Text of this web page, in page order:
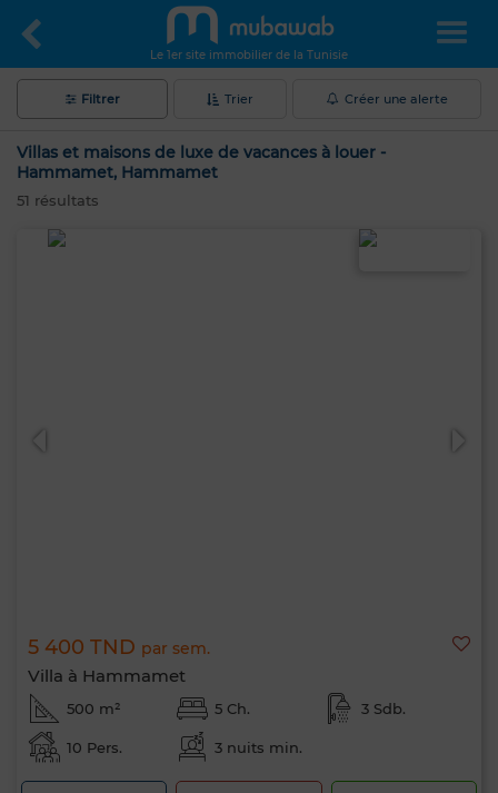
Le 1er site immobilier de la Tunisie
Filtrer Trier Créer une alerte
Villas et maisons de luxe de vacances à louer -
Hammamet, Hammamet
51 résultats
5 400 TND par sem.
Villa à Hammamet
500 m² 5 Ch. 3 Sdb.
10 Pers. 3 nuits min.